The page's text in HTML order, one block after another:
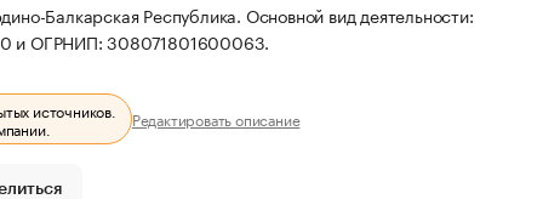
Балкарская Республика. Основной вид деятельности:
и ОГРНИП: 308071801600063.
источников. Редактировать описание